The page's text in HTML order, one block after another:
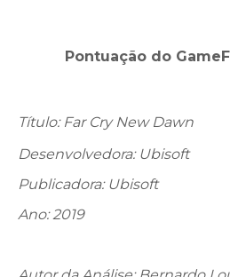
Pontuação do
Título: Far Cry New Dawn
Desenvolvedora: Ubisoft
Publicadora: Ubisoft
Ano: 2019